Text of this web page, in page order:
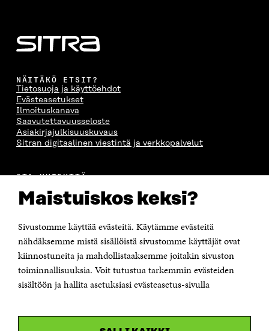
Maistuiskos keksi?
Sivustomme käyttää evästeitä. Käytämme evästeitä
nähdäksemme mistä sisällöistä sivustomme käyttäjät ovat
kiinnostuneita ja mahdollistaaksemme joitakin sivuston
toiminnallisuuksia. Voit tutustua tarkemmin evästeiden
sisältöön ja hallita asetuksiasi evästeasetus-sivulla
NÄITÄKÖ ETSIT?
Tietosuoja ja käyttöehdot
Evästeasetukset
Ilmoituskanava
Saavutettavuusseloste
Asiakirjajulkisuuskuvaus
Sitran digitaalinen viestintä ja verkkopalvelut
OTA YHTEYTTÄ
Itämerenkatu 11-13, PL 160,
00181 Helsinki
Puhelin +358 294 618 991
Sähköpostiosoite
Saapumisohjeet
Y-tunnus 0202132-3